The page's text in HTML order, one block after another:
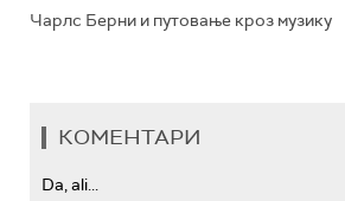
Чарлс Берни и путовање кроз музику
КОМЕНТАРИ
Da, ali...